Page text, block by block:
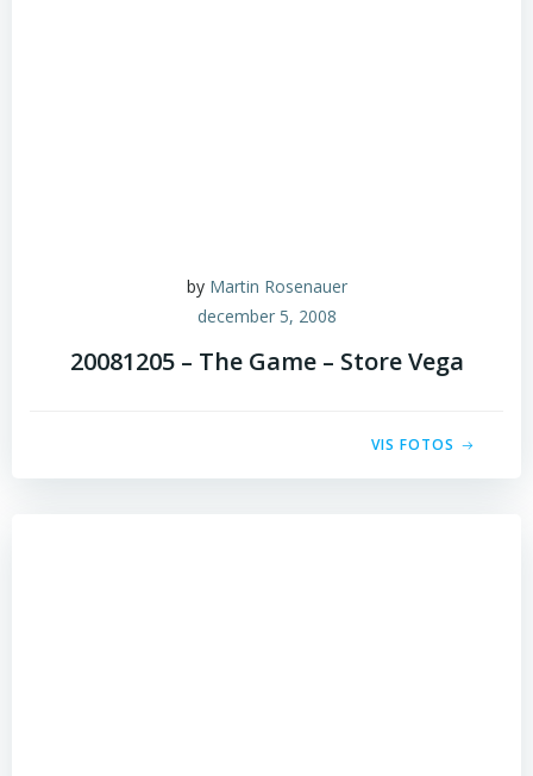
by Martin Rosenauer
december 5, 2008
20081205 – The Game – Store Vega
VIS FOTOS